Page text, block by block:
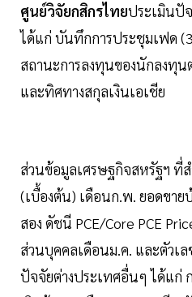
ศูนย์วิจัยกสิกรไทยประเมินปั
ได้แก่ บันทึกการประชุมเฟด
สถานะการลงทุนของนักลงทุน
และทิศทางสกุลเงินเอเชีย
ส่วนข้อมูลเศรษฐกิจสหรัฐฯ ที่
(เบื้องต้น) เดือนก.พ. ยอดขา
สอง ดัชนี PCE/Core PCE
ส่วนบุคคลเดือนม.ค. และตัวเ
ปัจจัยต่างประเทศอื่นๆ ได้แก่